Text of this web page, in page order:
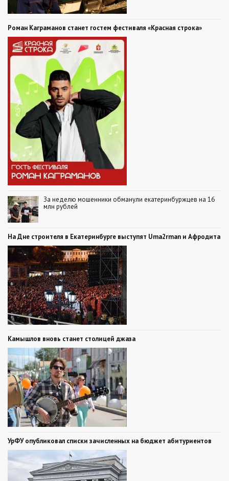
Роман Каграманов станет гостем фестиваля «Красная строка»
За неделю мошенники обманули екатеринбуржцев на 16
млн рублей
На Дне строителя в Екатеринбурге выступят Uma2rman и Афродита
Камышлов вновь станет столицей джаза
УрФУ опубликовал списки зачисленных на бюджет абитуриентов